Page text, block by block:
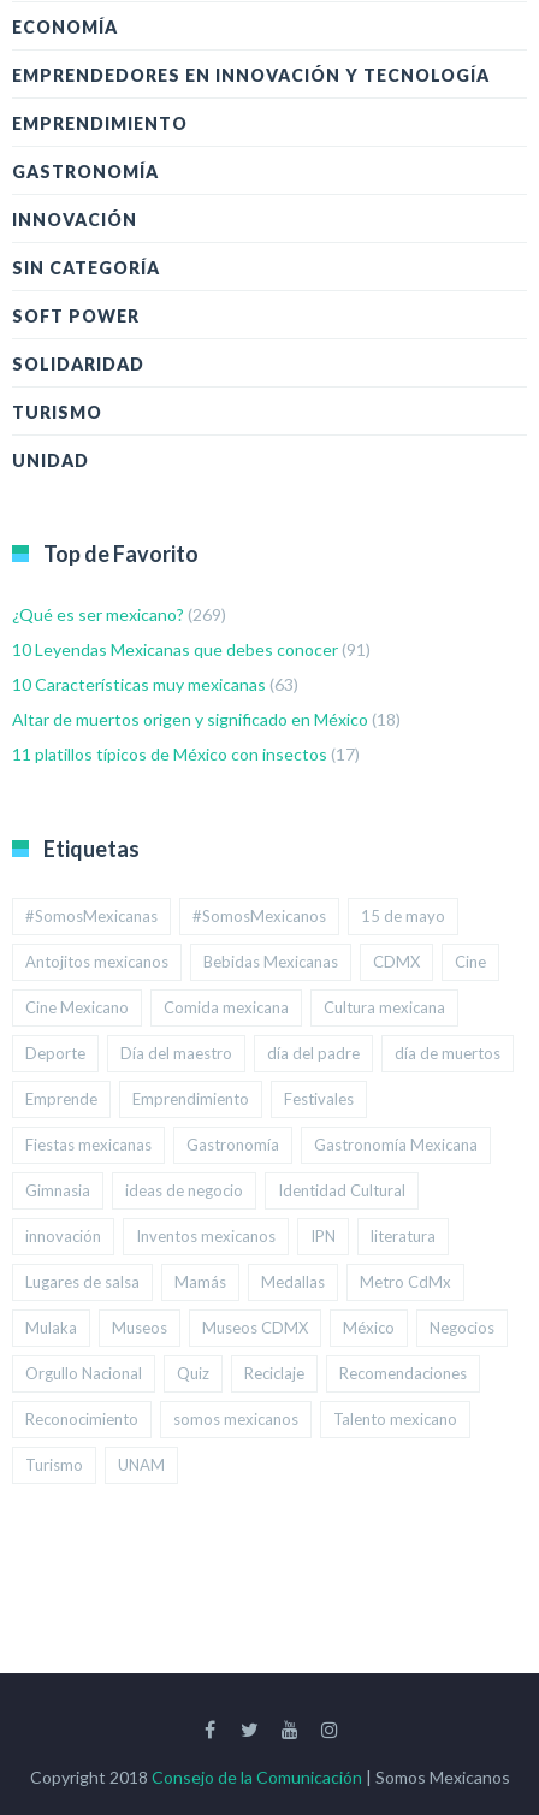
ECONOMÍA
EMPRENDEDORES EN INNOVACIÓN Y TECNOLOGÍA
EMPRENDIMIENTO
GASTRONOMÍA
INNOVACIÓN
SIN CATEGORÍA
SOFT POWER
SOLIDARIDAD
TURISMO
UNIDAD
Top de Favorito
¿Qué es ser mexicano? (269)
10 Leyendas Mexicanas que debes conocer (91)
10 Características muy mexicanas (63)
Altar de muertos origen y significado en México (18)
11 platillos típicos de México con insectos (17)
Etiquetas
#SomosMexicanas #SomosMexicanos 15 de mayo
Antojitos mexicanos Bebidas Mexicanas CDMX Cine
Cine Mexicano Comida mexicana Cultura mexicana
Deporte Día del maestro día del padre día de muertos
Emprende Emprendimiento Festivales
Fiestas mexicanas Gastronomía Gastronomía Mexicana
Gimnasia ideas de negocio Identidad Cultural
innovación Inventos mexicanos IPN literatura
Lugares de salsa Mamás Medallas Metro CdMx
Mulaka Museos Museos CDMX México Negocios
Orgullo Nacional Quiz Reciclaje Recomendaciones
Reconocimiento somos mexicanos Talento mexicano
Turismo UNAM
Copyright 2018 Consejo de la Comunicación | Somos Mexicanos